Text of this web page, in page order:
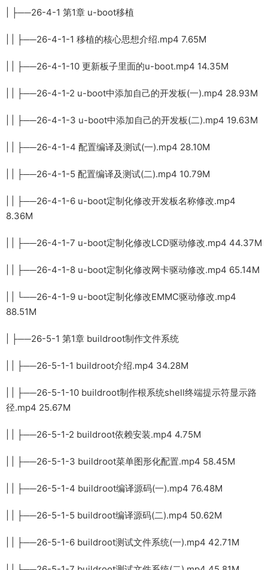
| ├──26-4-1 第1章 u-boot移植
| | ├──26-4-1-1 移植的核心思想介绍.mp4 7.65M
| | ├──26-4-1-10 更新板子里面的u-boot.mp4 14.35M
| | ├──26-4-1-2 u-boot中添加自己的开发板(一).mp4 28.93M
| | ├──26-4-1-3 u-boot中添加自己的开发板(二).mp4 19.63M
| | ├──26-4-1-4 配置编译及测试(一).mp4 28.10M
| | ├──26-4-1-5 配置编译及测试(二).mp4 10.79M
| | ├──26-4-1-6 u-boot定制化修改开发板名称修改.mp4
8.36M
| | ├──26-4-1-7 u-boot定制化修改LCD驱动修改.mp4 44.37M
| | ├──26-4-1-8 u-boot定制化修改网卡驱动修改.mp4 65.14M
| | └──26-4-1-9 u-boot定制化修改EMMC驱动修改.mp4
88.51M
| ├──26-5-1 第1章 buildroot制作文件系统
| | ├──26-5-1-1 buildroot介绍.mp4 34.28M
| | ├──26-5-1-10 buildroot制作根系统shell终端提示符显示路
径.mp4 25.67M
| | ├──26-5-1-2 buildroot依赖安装.mp4 4.75M
| | ├──26-5-1-3 buildroot菜单图形化配置.mp4 58.45M
| | ├──26-5-1-4 buildroot编译源码(一).mp4 76.48M
| | ├──26-5-1-5 buildroot编译源码(二).mp4 50.62M
| | ├──26-5-1-6 buildroot测试文件系统(一).mp4 42.71M